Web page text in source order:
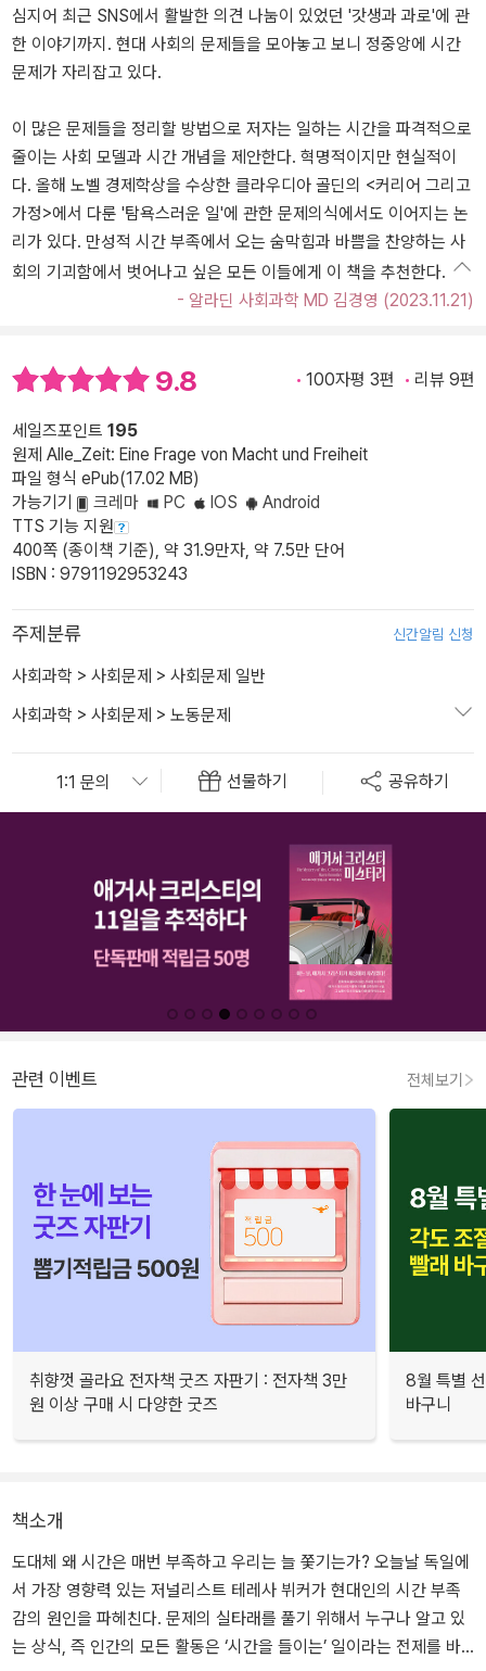
심지어 최근 SNS에서 활발한 의견 나눔이 있었던 '갓생과 과로'에 관
한 이야기까지. 현대 사회의 문제들을 모아놓고 보니 정중앙에 시간
문제가 자리잡고 있다.
이 많은 문제들을 정리할 방법으로 저자는 일하는 시간을 파격적으로
줄이는 사회 모델과 시간 개념을 제안한다. 혁명적이지만 현실적이
다. 올해 노벨 경제학상을 수상한 클라우디아 골딘의 <커리어 그리고
가정>에서 다룬 '탐욕스러운 일'에 관한 문제의식에서도 이어지는 논
리가 있다. 만성적 시간 부족에서 오는 숨막힘과 바쁨을 찬양하는 사
회의 기괴함에서 벗어나고 싶은 모든 이들에게 이 책을 추천한다.
- 알라딘 사회과학 MD 김경영 (2023.11.21)
9.8 100자평 3편 리뷰 9편
세일즈포인트 195
원제 Alle_Zeit: Eine Frage von Macht und Freiheit
파일 형식 ePub(17.02 MB)
가능기기
크레마 PC IOS
Android
TTS 기능 지원
400쪽 (종이책 기준), 약 31.9만자, 약 7.5만 단어
ISBN : 9791192953243
주제분류 신간알림 신청
사회과학 > 사회문제 > 사회문제 일반
사회과학 > 사회문제 > 노동문제
선물하기 공유하기
관련 이벤트 전체보기
취향껏 골라요 전자책 굿즈 자판기 : 전자책 3만
원 이상 구매 시 다양한 굿즈
8월 특별
바구니
책소개
도대체 왜 시간은 매번 부족하고 우리는 늘 쫓기는가? 오늘날 독일에
서 가장 영향력 있는 저널리스트 테레사 뷔커가 현대인의 시간 부족
감의 원인을 파헤친다. 문제의 실타래를 풀기 위해서 누구나 알고 있
는 상식, 즉 인간의 모든 활동은 ‘시간을 들이는’ 일이라는 전제를 바